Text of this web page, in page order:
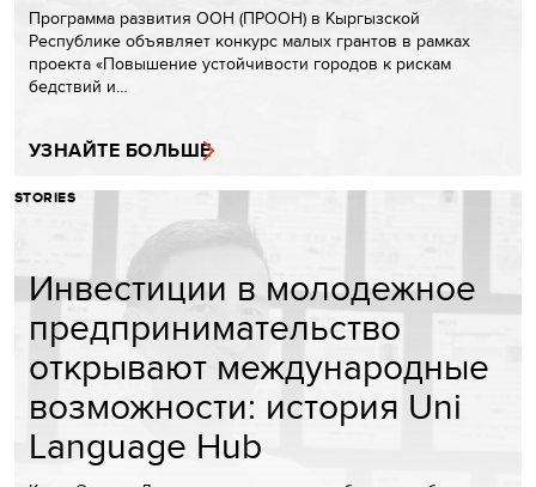
Программа развития ООН (ПРООН) в Кыргызской
Республике объявляет конкурс малых грантов в рамках
проекта «Повышение устойчивости городов к рискам
бедствий и…
УЗНАЙТЕ БОЛЬШЕ
STORIES
Инвестиции в молодежное
предпринимательство
открывают международные
возможности: история Uni
Language Hub